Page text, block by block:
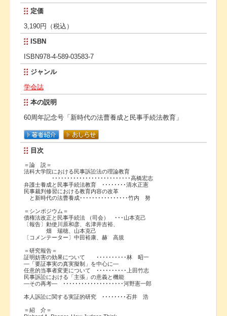
定価
3,190円（税込）
ISBN
ISBN978-4-589-03583-7
ジャンル
学会誌
本の説明
60周年記念号「新時代の法曹養成と民事手続法教育」
目次
＝論 説＝
法科大学院における民事訴訟法の理論教育
･･････････････････････････高橋宏志
弁護士養成と民事手続法教育 ････････清水正憲
民事裁判修習における教育内容の改革
と新時代の法曹養成････････････････竹内 努
＝シンポジウム＝
債権法改正と民事手続法 （司会） ･･･山本克己
〔報告〕勅使川原和彦、名津井吉裕、
畑 瑞穂、山本克己
〔コメンテーター〕中田裕康、赫 高規
＝研究報告＝
証明妨害の効果について ･･････････林 昭一
―「要証事実の真実擬制」を中心に―
任意的当事者変更について ･･････････上田竹志
民事訴訟における「主張」の意義と機能
―その再考― ････････････････････河野憲一郎
本人訴訟に関する実証的研究 ････････石井 浩
＝紹 介＝